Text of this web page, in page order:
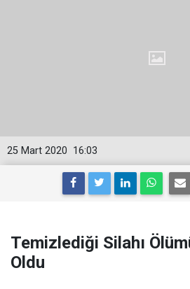
16:03
25 Mart 2020
Temizlediği Silahı
Oldu